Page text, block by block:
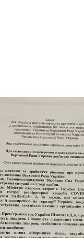
Подписной
народным
в Киеве.
«Слуга
закрыты. На что
помогать
потому что у
— двадцати»,—
электроэнергия